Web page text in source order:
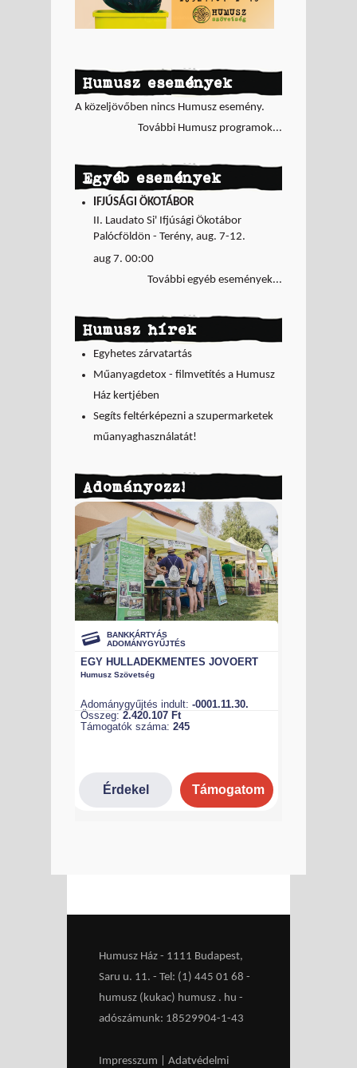
Humusz események
A közeljövőben nincs Humusz esemény.
További Humusz programok...
Egyéb események
IFJÚSÁGI ÖKOTÁBOR
II. Laudato Si' Ifjúsági Ökotábor
Palócföldön - Terény, aug. 7-12.
aug 7. 00:00
További egyéb események...
Humusz hírek
Egyhetes zárvatartás
Műanyagdetox - filmvetítés a Humusz
Ház kertjében
Segíts feltérképezni a szupermarketek
műanyaghasználatát!
Adományozz!
Humusz Ház - 1111 Budapest,
Saru u. 11. - Tel: (1) 445 01 68 -
humusz (kukac) humusz . hu -
adószámunk: 18529904-1-43
Impresszum
Adatvédelmi